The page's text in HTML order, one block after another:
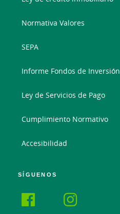
Normativa Valores
SEPA
Informe Fondos de Inversión
Ley de Servicios de Pago
Cumplimiento Normativo
Accesibilidad
SÍGUENOS